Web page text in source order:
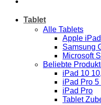
Tablet
Alle Tablets
Apple iPad
Samsung
Microsoft
Beliebte
iPad 10
iPad Pro 5
iPad Pro
Tablet